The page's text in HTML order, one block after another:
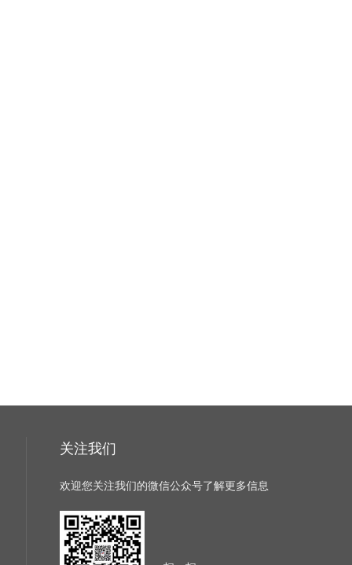
关注我们
欢迎您关注我们的微信公众号了解更多信息